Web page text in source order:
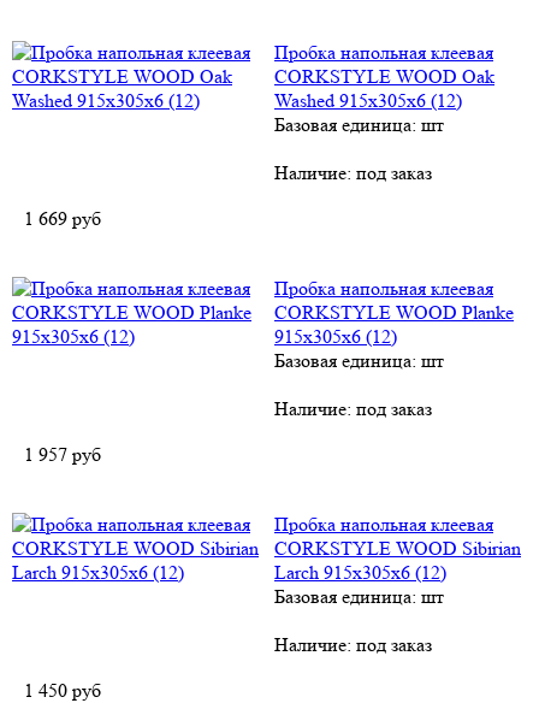
Пробка напольная клеевая
CORKSTYLE WOOD Oak
Washed 915х305х6 (12)
Базовая единица: шт
Наличие: под заказ
1 669 руб
Пробка напольная клеевая
CORKSTYLE WOOD Planke
915х305х6 (12)
Базовая единица: шт
Наличие: под заказ
1 957 руб
Пробка напольная клеевая
CORKSTYLE WOOD Sibirian
Larch 915х305х6 (12)
Базовая единица: шт
Наличие: под заказ
1 450 руб